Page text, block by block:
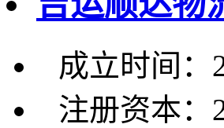
成立时间：
注册资本：